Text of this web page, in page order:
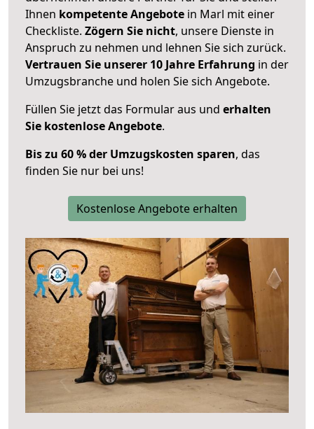
Ihnen kompetente Angebote in Marl mit einer
Checkliste. Zögern Sie nicht, unsere Dienste in
Anspruch zu nehmen und lehnen Sie sich zurück.
Vertrauen Sie unserer 10 Jahre Erfahrung in der
Umzugsbranche und holen Sie sich Angebote.
Füllen Sie jetzt das Formular aus und erhalten
Sie kostenlose Angebote.
Bis zu 60 % der Umzugskosten sparen, das
finden Sie nur bei uns!
Kostenlose Angebote erhalten